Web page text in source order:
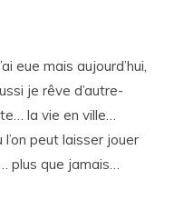
eue mais aujourd’hui,
je rêve d’autre-
la vie en ville…
peut laisser jouer
plus que jamais…